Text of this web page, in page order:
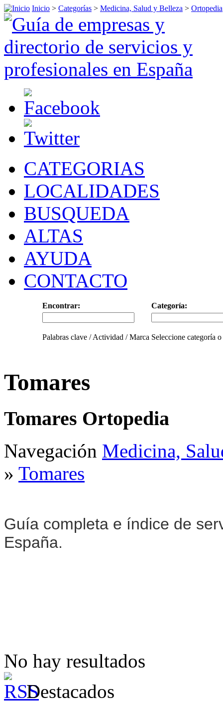
Inicio > Categorías > Medicina, Salud y Belleza > Ortopedia
CATEGORIAS
LOCALIDADES
BUSQUEDA
ALTAS
AYUDA
CONTACTO
Encontrar: Categoría:
Palabras clave / Actividad / Marca Seleccione categoría
Tomares
Tomares Ortopedia
Navegación Medicina,
» Tomares
Guía completa e índice de
España.
No hay resultados
Destacados